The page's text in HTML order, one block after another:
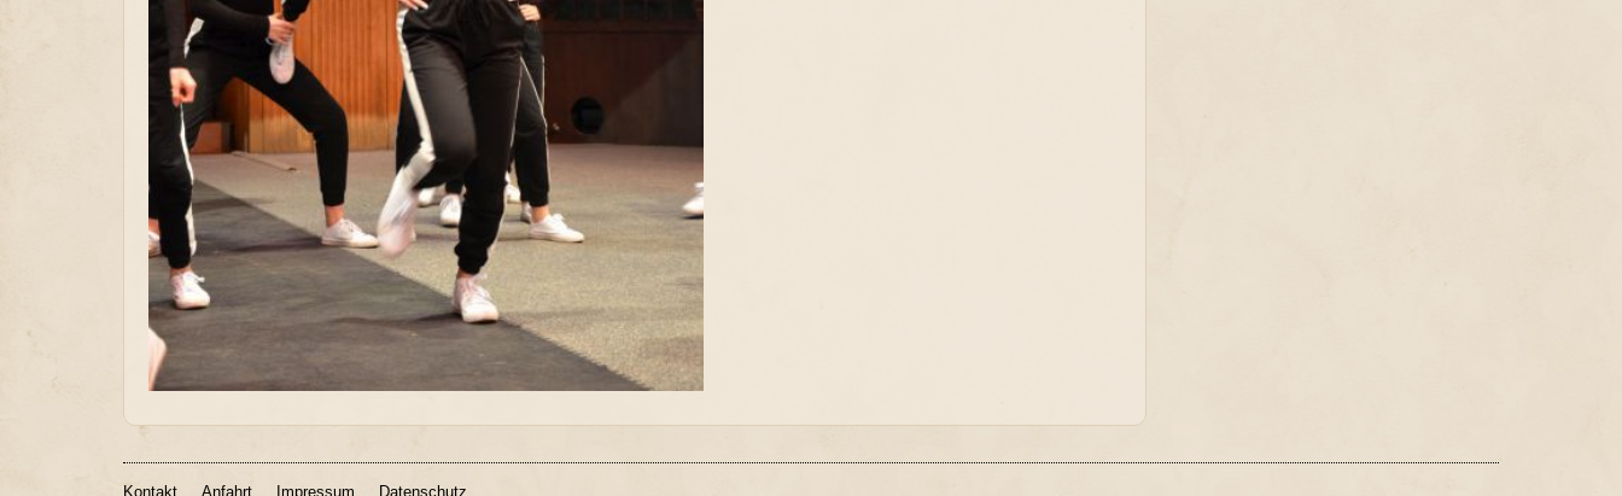
Kontakt Anfahrt Impressum Datenschutz